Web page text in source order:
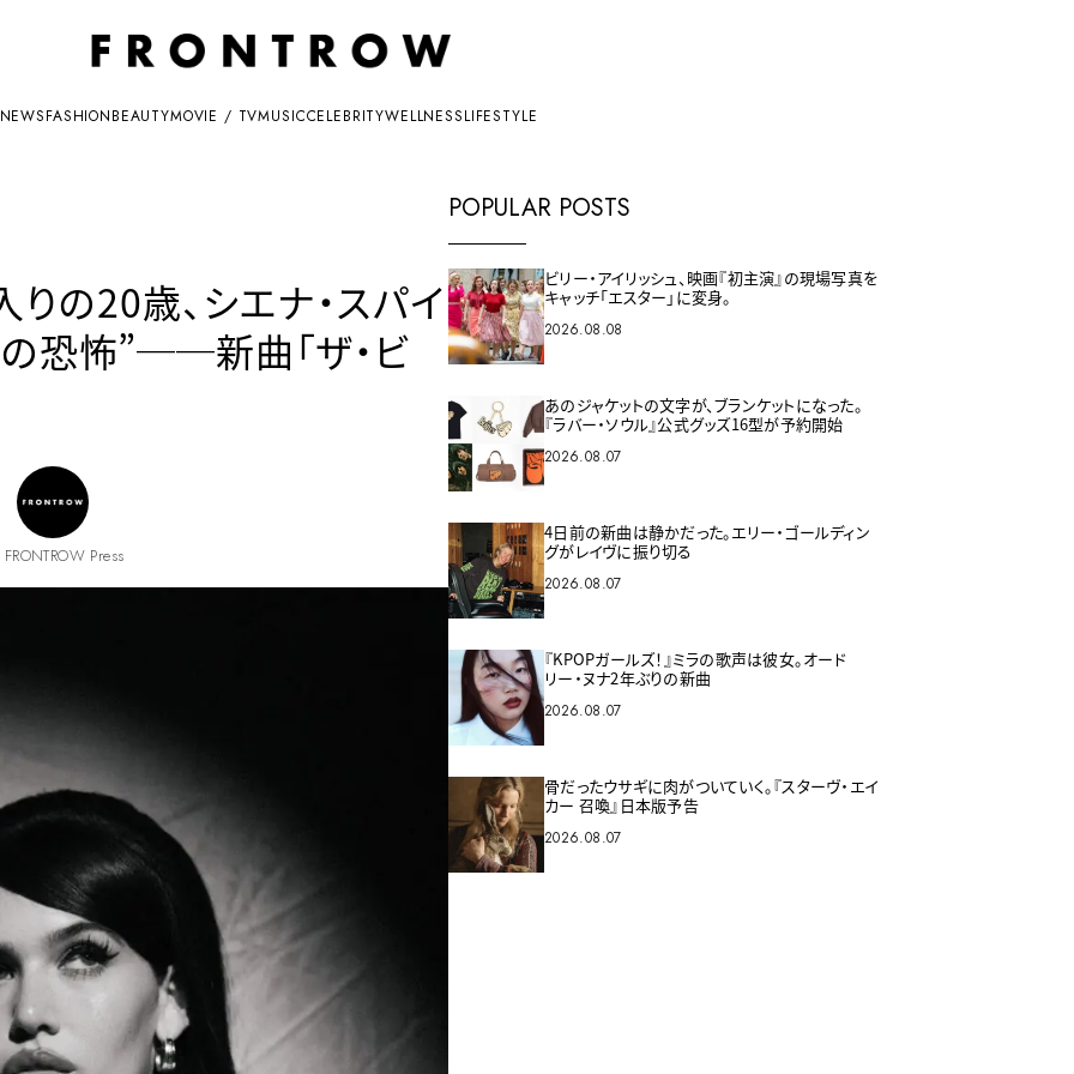
NEWSFASHIONBEAUTYMOVIE / TVMUSICCELEBRITYWELLNESSLIFESTYLE
の20歳、シエナ・スパイ
恐怖”──新曲「ザ・ビ
Press
POPULAR POSTS
ビリー・アイリッシュ、映画『初主演』の現場写真を
キャッチ「エスター」に変身。
2026.08.08
あのジャケットの文字が、ブランケットになった。
『ラバー・ソウル』公式グッズ16型が予約開始
2026.08.07
4日前の新曲は静かだった。エリー・ゴールディン
グがレイヴに振り切る
2026.08.07
『KPOPガールズ！』ミラの歌声は彼女。オード
リー・ヌナ2年ぶりの新曲
2026.08.07
骨だったウサギに肉がついていく。『スターヴ・エイ
カー 召喚』日本版予告
2026.08.07